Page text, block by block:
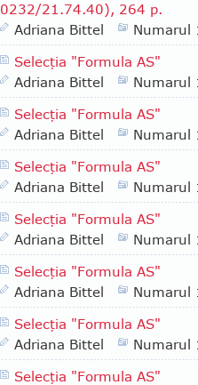
0232/21.74.40), 264 p.
Adriana Bittel
Numarul
Selecţia "Formula AS"
Adriana Bittel
Numarul
Selecţia "Formula AS"
Adriana Bittel
Numarul
Selecţia "Formula AS"
Adriana Bittel
Numarul
Selecţia "Formula AS"
Adriana Bittel
Numarul
Selecţia "Formula AS"
Adriana Bittel
Numarul
Selecţia "Formula AS"
Adriana Bittel
Numarul
Selecţia "Formula AS"